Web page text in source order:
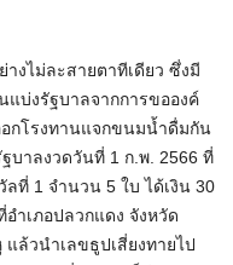
งไม่ละสายตาทีเดียว ซึ่งมี
บ่งรัฐบาลจากการขอองค์
กโรงทานแจกขนมน้ำดื่มกัน
บาลงวดวันที่ 1 ก.พ. 2566 ที่
ที่ 1 จำนวน 5 ใบ ได้เงิน 30
ำเภอปลวกแดง จังหวัด
ล้วนำเลขธูปเสี่ยงทายไป